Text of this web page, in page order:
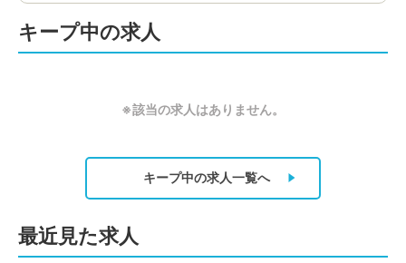
キープ中の求人
※該当の求人はありません。
キープ中の求人一覧へ
最近見た求人